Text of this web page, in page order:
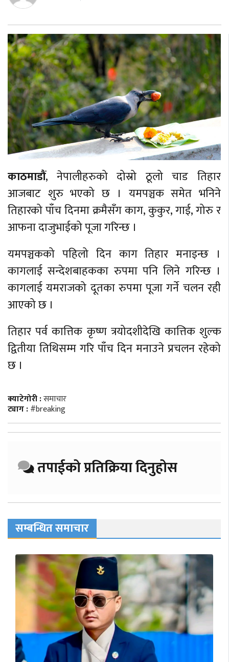
काठमाडौं, नेपालीहरुको दोस्रो ठूलो चाड तिहार
आजबाट शुरु भएको छ । यमपञ्चक समेत भनिने
तिहारको पाँच दिनमा क्रमैसँग काग, कुकुर, गाई, गोरु र
आफना दाजुभाईको पूजा गरिन्छ ।
यमपञ्चकको पहिलो दिन काग तिहार मनाइन्छ ।
कागलाई सन्देशबाहकका रुपमा पनि लिने गरिन्छ ।
कागलाई यमराजको दूतका रुपमा पूजा गर्ने चलन रही
आएको छ ।
तिहार पर्व कात्तिक कृष्ण त्रयोदशीदेखि कात्तिक शुल्क
द्वितीया तिथिसम्म गरि पाँच दिन मनाउने प्रचलन रहेको
छ ।
क्याटेगोरी :समाचार
ट्याग :#breaking
तपाईको प्रतिक्रिया दिनुहोस
सम्बन्धित समाचार